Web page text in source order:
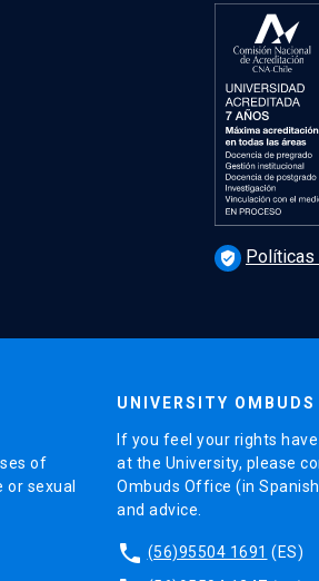
verified_user Políticas
of
sexual
UNIVERSITY OMBUDS
If you feel your rights
at the University, please
Ombuds Office (in
and advice.
phone (56)95504 1691 (ES)